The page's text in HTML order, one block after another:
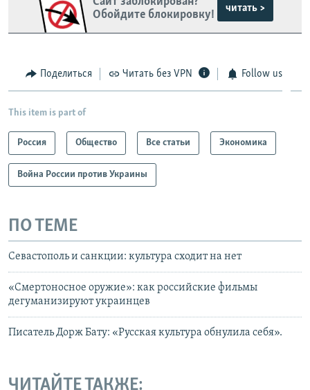
Обойдите блокировку!
читать >
Поделиться Читать без VPN Follow us
This item is part of
Россия Общество Все статьи Экономика
Война России против Украины
ПО ТЕМЕ
Севастополь и санкции: культура сходит на нет
«Смертоносное оружие»: как российские фильмы
дегуманизируют украинцев
Писатель Дорж Бату: «Русская культура обнулила себя».
ЧИТАЙТЕ ТАКЖЕ: